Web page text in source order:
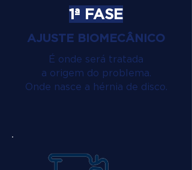
1ª FASE
AJUSTE BIOMECÂNICO
É onde será tratada
a origem do problema.
Onde nasce a hérnia de disco.